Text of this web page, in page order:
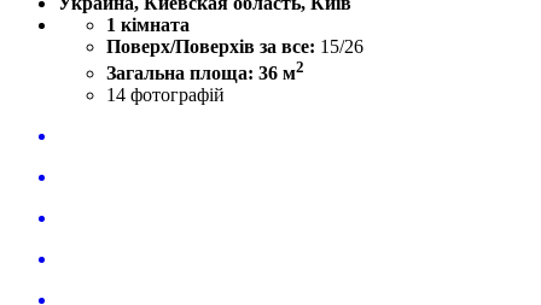
1 кімната
Поверх/Поверхів за все: 15/26
Загальна площа: 36 м2
14 фотографій